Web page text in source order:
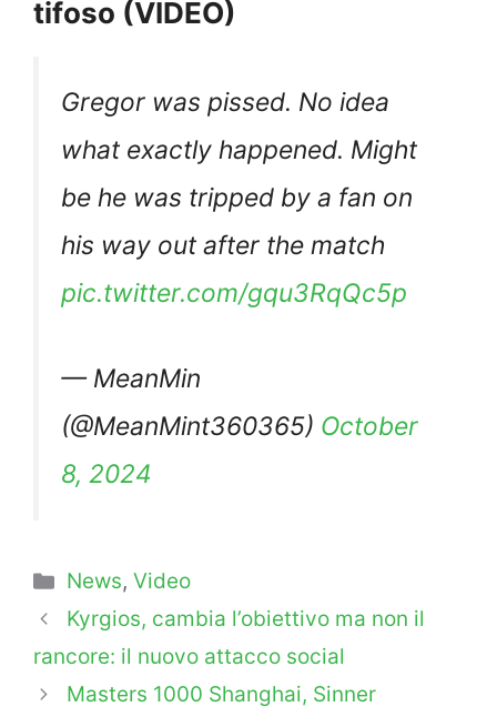
tifoso (VIDEO)
Gregor was pissed. No idea
what exactly happened. Might
be he was tripped by a fan on
his way out after the match
pic.twitter.com/gqu3RqQc5p
— MeanMin
(@MeanMint360365) October
8, 2024
Categorie
News,Video
Kyrgios, cambia l’obiettivo ma non il
rancore: il nuovo attacco social
Masters 1000 Shanghai, Sinner